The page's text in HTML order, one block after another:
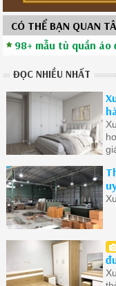
CÓ THỂ BẠN QUAN
98+ mẫu tủ quần áo
ĐỌC NHIỀU NHẤT